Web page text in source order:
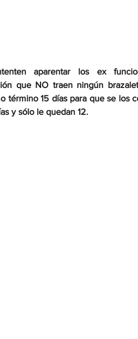
aparentar los ex
que NO traen ningún
término 15 días para que se los
y sólo le quedan 12.